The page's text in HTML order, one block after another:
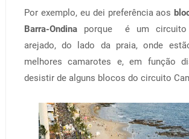
Por exemplo, eu dei preferência aos
Barra-Ondinaporque é um circuito
arejado, do lado da praia, onde
melhores camarotes e, em função
desistir de alguns blocos do circuito